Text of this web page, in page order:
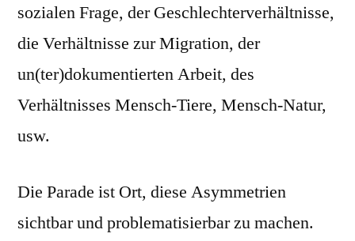
sozialen Frage, der Geschlechterverhältnisse,
die Verhältnisse zur Migration, der
un(ter)dokumentierten Arbeit, des
Verhältnisses Mensch-Tiere, Mensch-Natur,
usw.
Die Parade ist Ort, diese Asymmetrien
sichtbar und problematisierbar zu machen.